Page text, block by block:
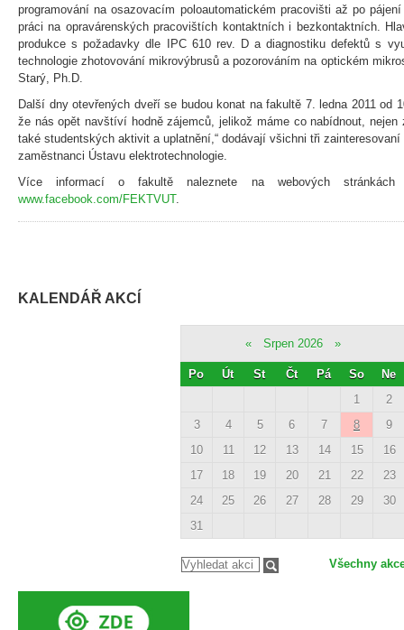
programování na osazovacím poloautomatickém pracovišti až po
práci na opravárenských pracovištích kontaktních i bezkontaktních.
produkce s požadavky dle IPC 610 rev. D a diagnostiku defektů s
technologie zhotovování mikrovýbrusů a pozorováním na optickém
Starý, Ph.D.
Další dny otevřených dveří se budou konat na fakultě 7. ledna 2011 od
že nás opět navštíví hodně zájemců, jelikož máme co nabídnout,
také studentských aktivit a uplatnění,“ dodávají všichni tři
zaměstnanci Ústavu elektrotechnologie.
Více informací o fakultě naleznete na webových
www.facebook.com/FEKTVUT.
KALENDÁŘ AKCÍ
« Srpen 2026 »
Po Út St Čt Pá So
Ne
1
2
3
4 5 6 7 8
9
10
11 12 13 14 15
16
17
18 19 20 21 22
23
24
25 26 27 28 29
30
31
Všechny